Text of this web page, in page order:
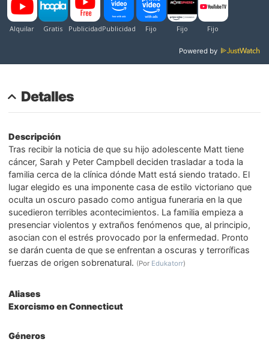
Powered by
Detalles
Descripción
Tras recibir la noticia de que su hijo adolescente Matt tiene
cáncer, Sarah y Peter Campbell deciden trasladar a toda la
familia cerca de la clínica dónde Matt está siendo tratado. El
lugar elegido es una imponente casa de estilo victoriano que
oculta un oscuro pasado como antigua funeraria en la que
sucedieron terribles acontecimientos. La familia empieza a
presenciar violentos y extraños fenómenos que, al principio,
asocian con el estrés provocado por la enfermedad. Pronto
se darán cuenta de que se enfrentan a oscuras y terroríficas
fuerzas de origen sobrenatural. (Por Edukatorr)
Aliases
Exorcismo en Connecticut
Géneros